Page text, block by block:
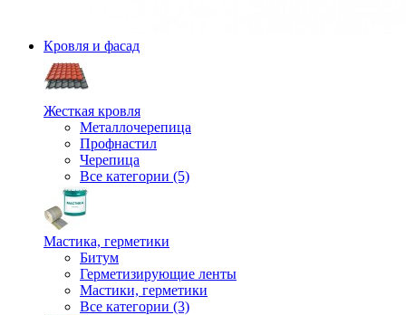
Кровля и фасад
Жесткая кровля
Металлочерепица
Профнастил
Черепица
Все категории (5)
Мастика, герметики
Битум
Герметизирующие ленты
Мастики, герметики
Все категории (3)